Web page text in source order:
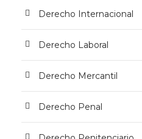
Derecho Internacional
Derecho Laboral
Derecho Mercantil
Derecho Penal